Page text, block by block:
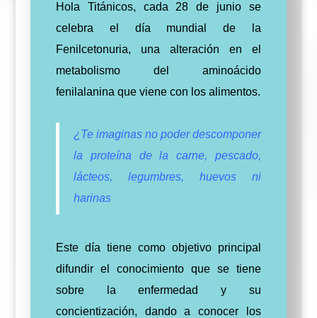
Hola Titánicos, cada 28 de junio se
celebra el día mundial de la
Fenilcetonuria, una alteración en el
metabolismo del aminoácido
fenilalanina que viene con los alimentos.
¿Te imaginas no poder descomponer
la proteína de la carne, pescado,
lácteos, legumbres, huevos ni
harinas
Este día tiene como objetivo principal
difundir el conocimiento que se tiene
sobre la enfermedad y su
concientización, dando a conocer los